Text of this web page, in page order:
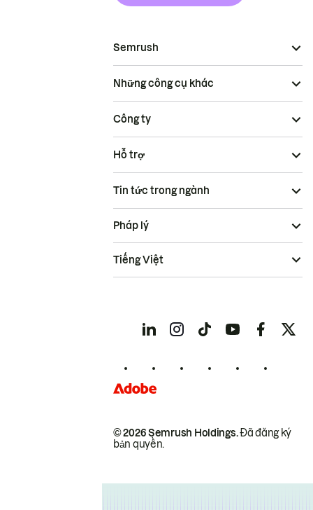
Semrush
Những công cụ khác
Công ty
Hỗ trợ
Tin tức trong ngành
© 2026 Semrush Holdings.Đã đăng ký
bản quyền.
Pháp lý
Tiếng Việt